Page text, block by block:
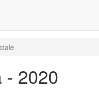
- 2020